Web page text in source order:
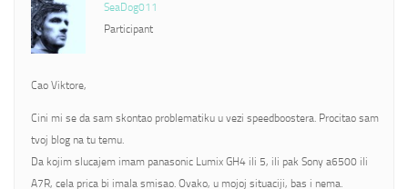
SeaDog011
Participant
Cao Viktore,
Cini mi se da sam skontao problematiku u vezi speedboostera. Procitao sam
tvoj blog na tu temu.
Da kojim slucajem imam panasonic Lumix GH4 ili 5, ili pak Sony a6500 ili
A7R, cela prica bi imala smisao. Ovako, u mojoj situaciji, bas i nema.